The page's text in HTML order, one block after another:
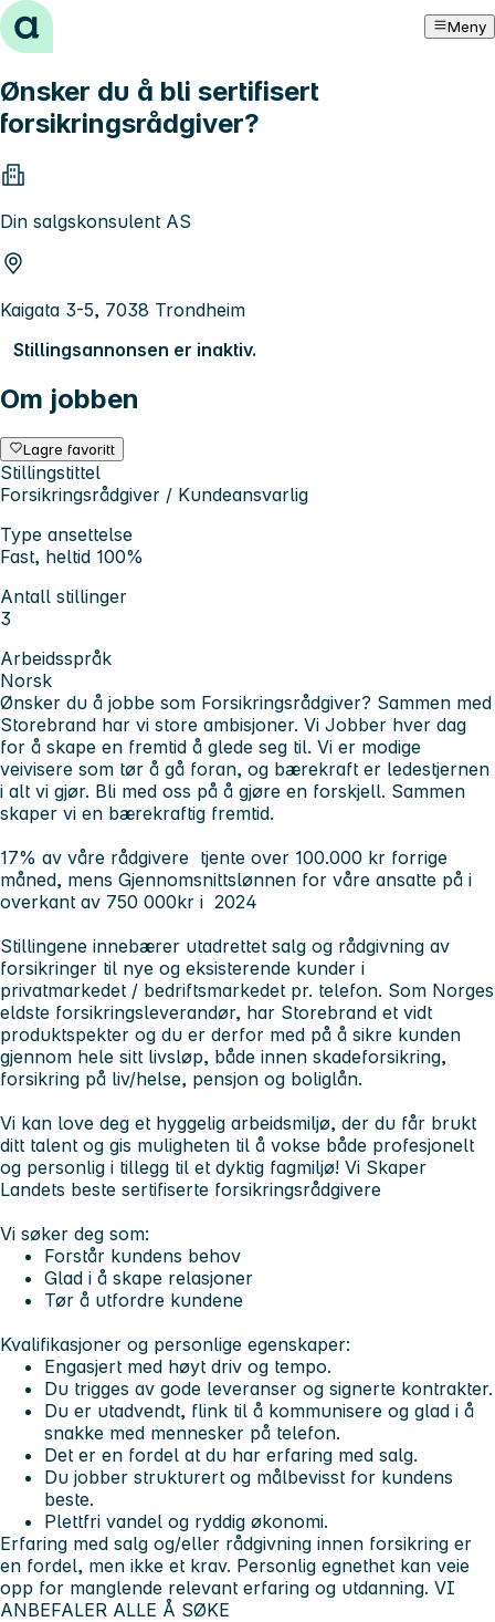
Hopp til innhold Meny
Ønsker du å bli sertifisert
forsikringsrådgiver?
Din salgskonsulent AS
Kaigata 3-5, 7038 Trondheim
Stillingsannonsen er inaktiv.
Om jobben
Lagre favoritt
Stillingstittel
Forsikringsrådgiver / Kundeansvarlig
Type ansettelse
Fast, heltid 100%
Antall stillinger
3
Arbeidsspråk
Norsk
Ønsker du å jobbe som Forsikringsrådgiver? Sammen med
Storebrand har vi store ambisjoner. Vi Jobber hver dag
for å skape en fremtid å glede seg til. Vi er modige
veivisere som tør å gå foran, og bærekraft er ledestjernen
i alt vi gjør. Bli med oss på å gjøre en forskjell. Sammen
skaper vi en bærekraftig fremtid.
17% av våre rådgivere tjente over 100.000 kr forrige
måned, mens Gjennomsnittslønnen for våre ansatte på i
overkant av 750 000kr i 2024
Stillingene innebærer utadrettet salg og rådgivning av
forsikringer til nye og eksisterende kunder i
privatmarkedet / bedriftsmarkedet pr. telefon. Som Norges
eldste forsikringsleverandør, har Storebrand et vidt
produktspekter og du er derfor med på å sikre kunden
gjennom hele sitt livsløp, både innen skadeforsikring,
forsikring på liv/helse, pensjon og boliglån.
Vi kan love deg et hyggelig arbeidsmiljø, der du får brukt
ditt talent og gis muligheten til å vokse både profesjonelt
og personlig i tillegg til et dyktig fagmiljø! Vi Skaper
Landets beste sertifiserte forsikringsrådgivere
Vi søker deg som:
Forstår kundens behov
Glad i å skape relasjoner
Tør å utfordre kundene
Kvalifikasjoner og personlige egenskaper:
Engasjert med høyt driv og tempo.
Du trigges av gode leveranser og signerte kontrakter.
Du er utadvendt, flink til å kommunisere og glad i å
snakke med mennesker på telefon.
Det er en fordel at du har erfaring med salg.
Du jobber strukturert og målbevisst for kundens
beste.
Plettfri vandel og ryddig økonomi.
Erfaring med salg og/eller rådgivning innen forsikring er
en fordel, men ikke et krav. Personlig egnethet kan veie
opp for manglende relevant erfaring og utdanning. VI
ANBEFALER ALLE Å SØKE